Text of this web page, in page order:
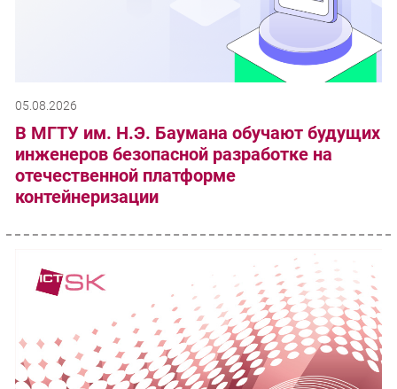
05.08.2026
В МГТУ им. Н.Э. Баумана обучают будущих
инженеров безопасной разработке на
отечественной платформе
контейнеризации